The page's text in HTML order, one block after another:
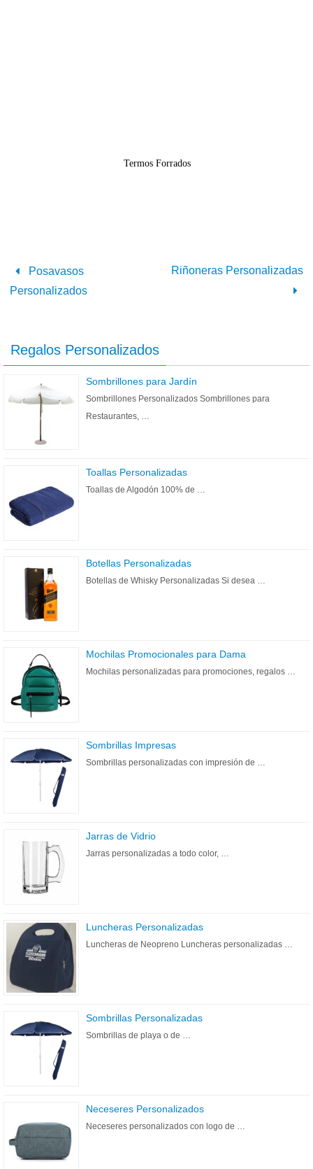
Termos Forrados
Posavasos
Personalizados
Riñoneras Personalizadas
Regalos Personalizados
Sombrillones para Jardín
Sombrillones Personalizados Sombrillones para
Restaurantes, …
Toallas Personalizadas
Toallas de Algodón 100% de …
Botellas Personalizadas
Botellas de Whisky Personalizadas Si desea …
Mochilas Promocionales para Dama
Mochilas personalizadas para promociones, regalos …
Sombrillas Impresas
Sombrillas personalizadas con impresión de …
Jarras de Vidrio
Jarras personalizadas a todo color, …
Luncheras Personalizadas
Luncheras de Neopreno Luncheras personalizadas …
Sombrillas Personalizadas
Sombrillas de playa o de …
Neceseres Personalizados
Neceseres personalizados con logo de …